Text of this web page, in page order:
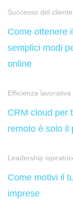
Successo del cliente
Come ottenere
semplici modi
online
Efficienza
CRM cloud per
remoto è solo il
Leadership
Come motivi il
imprese